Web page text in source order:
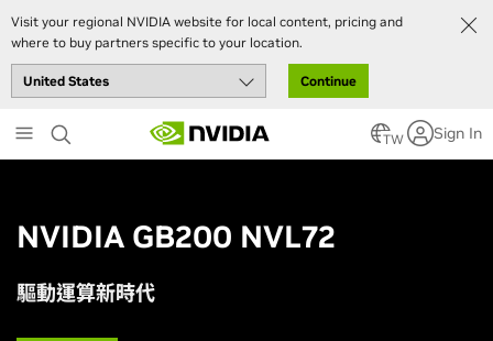
Visit your regional NVIDIA website for local content, pricing and
where to buy partners specific to your location.
Continue
to
main
TW Sign In
NVIDIA GB200 NVL72
驅動運算新時代